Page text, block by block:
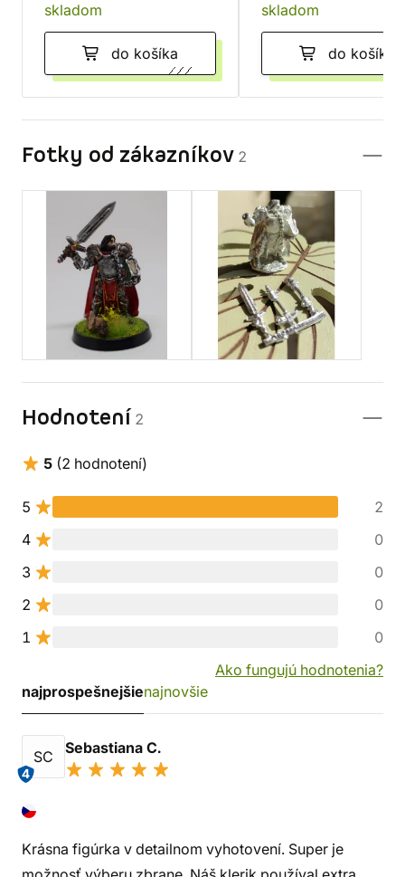
skladom
do košíka
skladom
do košíka
Fotky od zákazníkov 2
Hodnotení 2
5 (2 hodnotení)
5
2
4
0
3
0
2
0
1
0
Ako fungujú hodnotenia?
najprospešnejšienajnovšie
SC
4
Sebastiana C.
Krásna figúrka v detailnom vyhotovení. Super je